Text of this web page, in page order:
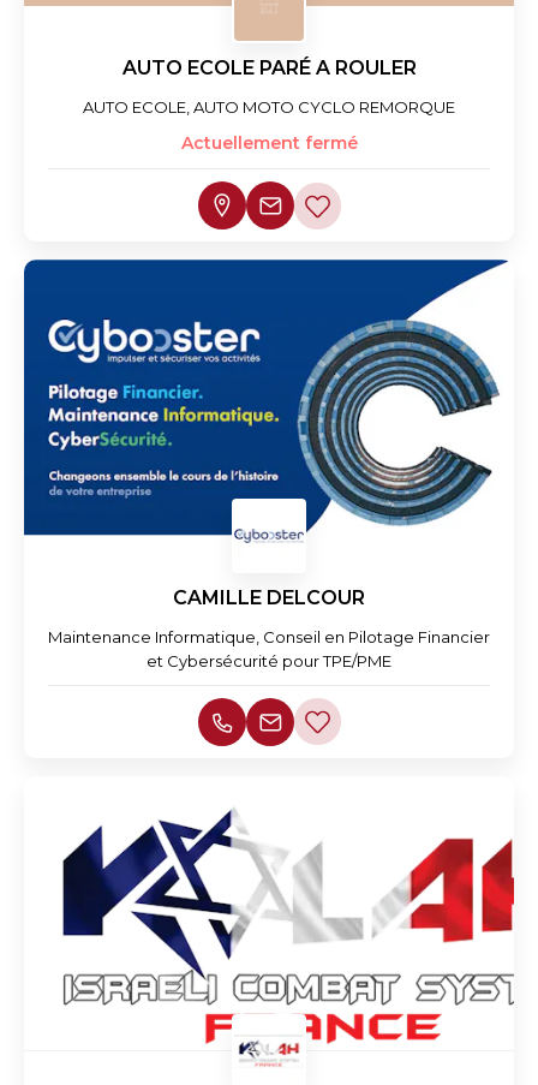
AUTO ECOLE PARÉ A ROULER
AUTO ECOLE, AUTO MOTO CYCLO REMORQUE
Actuellement fermé
CAMILLE DELCOUR
Maintenance Informatique, Conseil en Pilotage Financier
et Cybersécurité pour TPE/PME